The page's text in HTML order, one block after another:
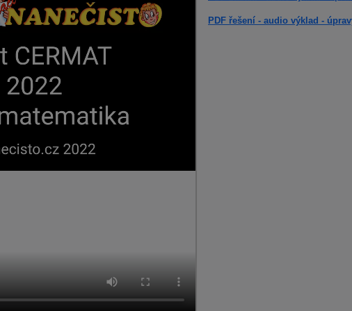
PDF řešení - audio výklad -